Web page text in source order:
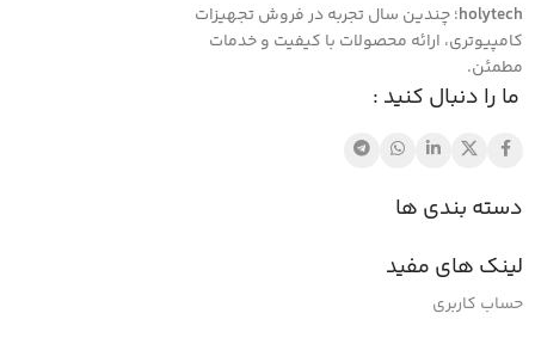
holytech؛ چندین سال تجربه در فروش تجهیزات
کامپیوتری، ارائه محصولات با کیفیت و خدمات
مطمئن.
ما را دنبال کنید :
دسته بندی ها
لینک های مفید
حساب کاربری